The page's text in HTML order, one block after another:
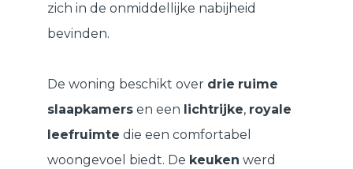
zich in de onmiddellijke nabijheid
bevinden.
De woning beschikt over drie ruime
slaapkamers en een lichtrijke, royale
leefruimte die een comfortabel
woongevoel biedt. De keuken werd